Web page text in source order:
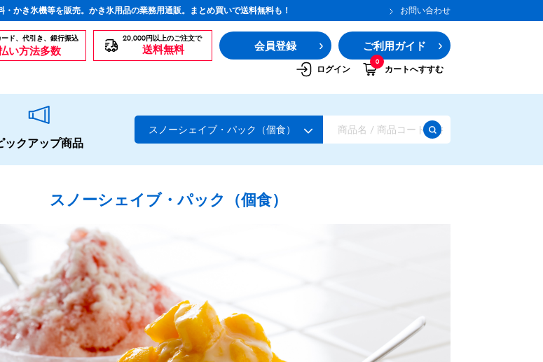
かき氷機等を販売。かき氷用品の業務用通販。まとめ買いで送料無料も！ お問い合わせ
ド、代引き、銀行振込
い方法多数
20,000円以上のご注文で
送料無料 会員登録 ご利用ガイド
ログイン
0
カートへすすむ
ハーブシロップ かき氷にもドリンクにも
ム 白玉もち・わらび餅 ソース・クリーム・フィリング等
ピューレ・ペースト
ックアップ商品
スノーシェイブ・パック（個食）
スノーシェイブ・パック（個食）